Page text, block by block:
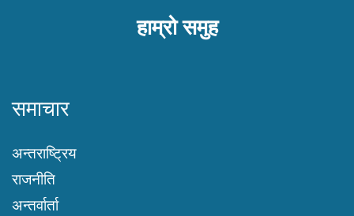
हाम्रो समुह
समाचार
अन्तराष्ट्रिय
राजनीति
अन्तर्वार्ता